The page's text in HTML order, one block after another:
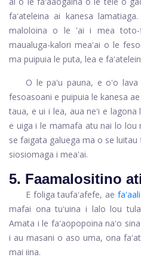
faʻateleina ai kanesa
maloloina o le 'ai i mea toto-
maualuga-kalori meaʻai o le
ma puipuia le puta, lea e
O le paʻu pauna, e oʻo
fesoasoani e puipuia le kanesa
taua, e ui i lea, aua neʻi e
e uiga i le mamafa atu nai lo lou
se faigata galuega ma o se
siosiomaga i meaʻai.
5. Faamalositino
E foliga taufaʻafefe, ae
mafai ona tuʻuina i lalo lou
Amata i le faʻaopopoina naʻo
i au masani o aso uma, ona
mai iina.